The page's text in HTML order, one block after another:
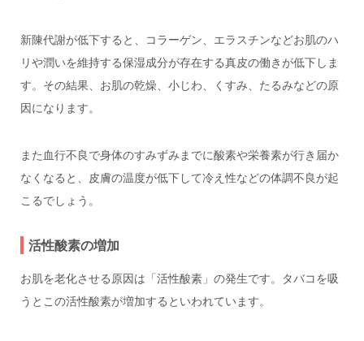
新陳代謝が低下すると、コラーゲン、エラスチンなどお肌のハ
リや潤いを維持する保湿成分が存在する真皮の働きが低下しま
す。その結果、お肌の乾燥、小じわ、くすみ、たるみなどの原
因になります。
また血行不良で身体のすみずみまでに酸素や栄養素が行き届か
なくなると、皮膚の温度が低下して冷え性などの体調不良が起
こるでしょう。
活性酸素の増加
お肌を老化させる原因は「活性酸素」の発生です。タバコを吸
うとこの活性酸素が増加するといわれています。